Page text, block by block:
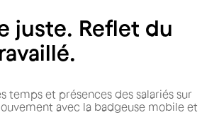
juste. Reflet du
temps et présences des salariés sur
avec la badgeuse mobile et